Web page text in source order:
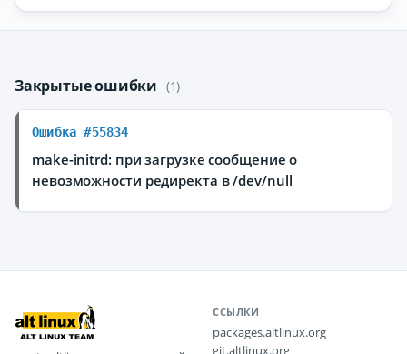
Закрытые ошибки (1)
Ошибка #55834
make-initrd: при загрузке сообщение о
невозможности редиректа в /dev/null
ССЫЛКИ
packages.altlinux.org
git.altlinux.org